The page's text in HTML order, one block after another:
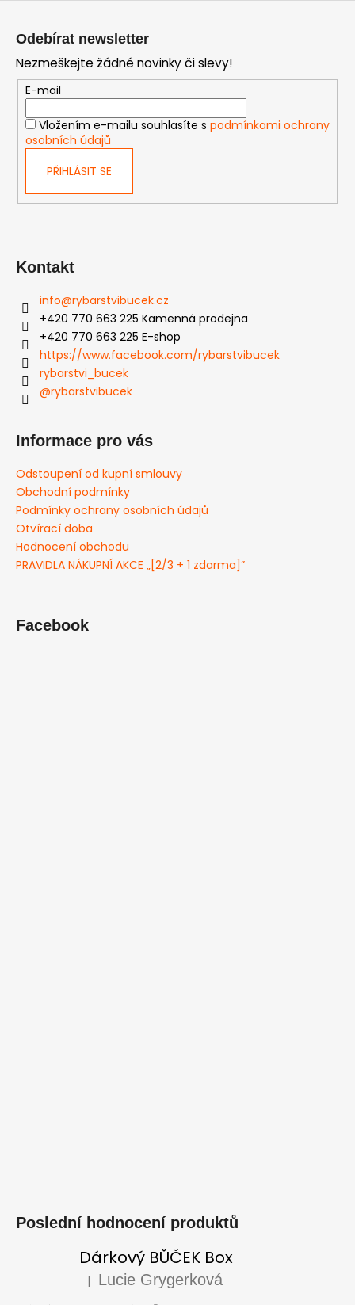
Odebírat newsletter
Nezmeškejte žádné novinky či slevy!
E-mail
Vložením e-mailu souhlasíte s podmínkami ochrany
osobních údajů
PŘIHLÁSIT SE
Kontakt
info@rybarstvibucek.cz
+420 770 663 225 Kamenná prodejna
+420 770 663 225 E-shop
https://www.facebook.com/rybarstvibucek
rybarstvi_bucek
@rybarstvibucek
Informace pro vás
Odstoupení od kupní smlouvy
Obchodní podmínky
Podmínky ochrany osobních údajů
Otvírací doba
Hodnocení obchodu
PRAVIDLA NÁKUPNÍ AKCE „[2/3 + 1 zdarma]”
Facebook
Poslední hodnocení produktů
Dárkový BŮČEK Box
Hodnocení produktu je 5 z 5 hvězdiček.
| Lucie Grygerková